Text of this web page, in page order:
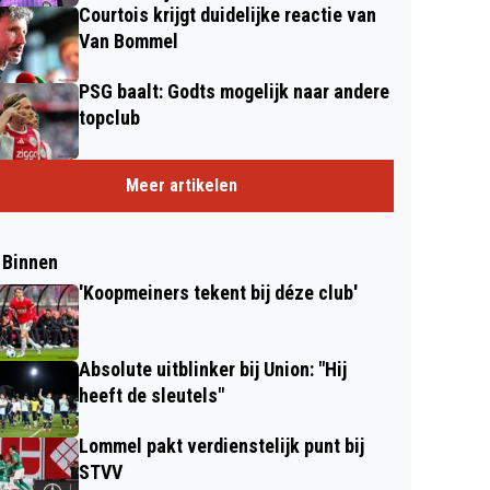
Courtois krijgt duidelijke reactie van
Van Bommel
PSG baalt: Godts mogelijk naar andere
topclub
Meer artikelen
'Koopmeiners tekent bij déze club'
Absolute uitblinker bij Union: "Hij
heeft de sleutels"
Lommel pakt verdienstelijk punt bij
STVV